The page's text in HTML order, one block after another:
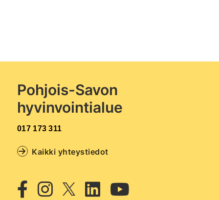
Pohjois-Savon
hyvinvointialue
017 173 311
Kaikki yhteystiedot
Facebook
Instagram
TwitterLinkedin